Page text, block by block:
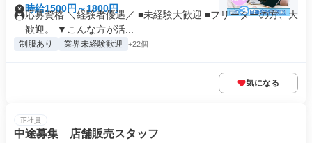
時給1500円～1800円
応募資格 ＼経験者優遇／ ■未経験大歓迎 ■フリーターの方、大
歓迎。 ▼こんな方が活...
制服あり 業界未経験歓迎 +22個
気になる
正社員
中途募集 店舗販売スタッフ